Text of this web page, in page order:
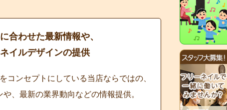
合わせた最新情報や、
イルデザインの提供
コンセプトにしている当店ならではの、
、最新の業界動向などの情報提供。